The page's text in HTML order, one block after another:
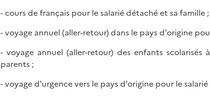
- cours de français pour le salarié détaché et sa famille ;
- voyage annuel (aller-retour) dans le pays d'origine
- voyage annuel (aller-retour) des enfants
parents ;
- voyage d'urgence vers le pays d'origine pour le